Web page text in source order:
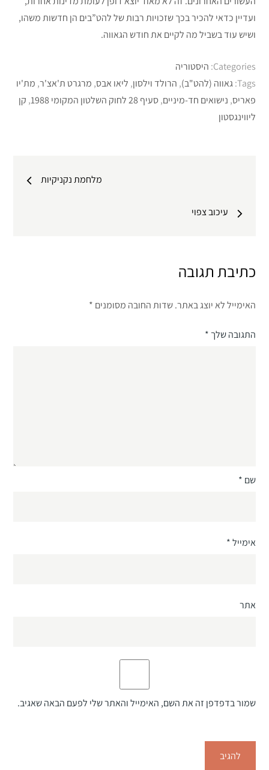
ועדיין כדאי להכיר בכך שזכויות רבות של להט”בים הן חדשות משהו,
ושיש עוד בשביל מה לקיים את חודש הגאווה.
Categories: היסטוריה
Tags: גאווה (להט"ב), הרולד וילסון, ליאו אבס, מרגרט ת'אצ'ר, מת'יו
פאריס, נישואים חד-מיניים,סעיף 28 לחוק השלטון המקומי 1988 , קן
ליווינגסטון
מלחמת נקניקיות
עיכוב צפוי
כתיבת תגובה
האימייל לא יוצג באתר. שדות החובה מסומנים *
התגובה שלך*
שם *
אימייל*
אתר
שמור בדפדפן זה את השם, האימייל והאתר שלי לפעם הבאה שאגיב.